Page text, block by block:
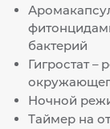
бактерий
Гигростат –
Ночной
Таймер на